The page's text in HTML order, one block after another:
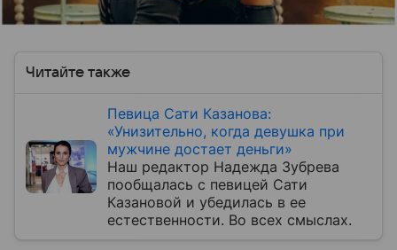
Читайте также
Певица Сати Казанова:
«Унизительно, когда девушка при
мужчине достает деньги»
Наш редактор Надежда Зубрева
пообщалась с певицей Сати
Казановой и убедилась в ее
естественности. Во всех смыслах.